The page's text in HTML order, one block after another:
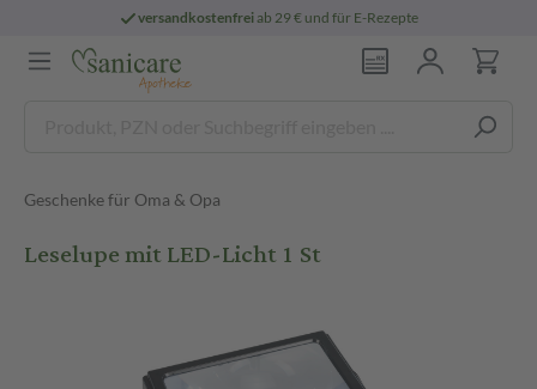
versandkostenfreiab 29 € und für E-Rezepte
Geschenke für Oma & Opa
Leselupe mit LED-Licht 1 St